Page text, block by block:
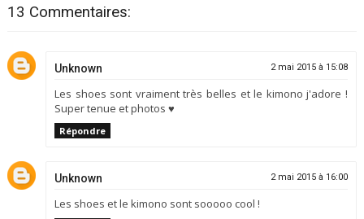
13 Commentaires:
Unknown 2 mai 2015 à 15:08
Les shoes sont vraiment très belles et le kimono j'adore !
Super tenue et photos ♥
Répondre
Unknown 2 mai 2015 à 16:00
Les shoes et le kimono sont sooooo cool !